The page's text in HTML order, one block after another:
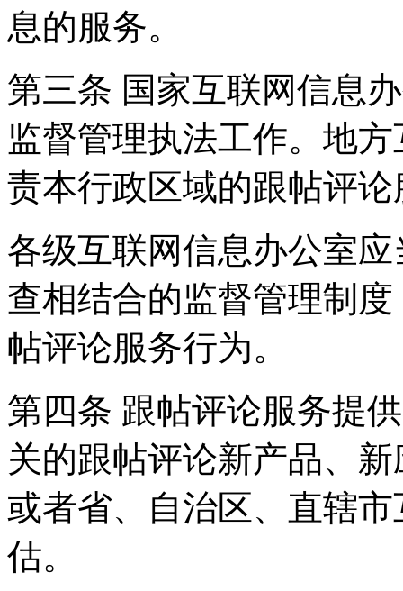
息的服务。
第三条 国家互联网信息
监督管理执法工作。地
责本行政区域的跟帖评
各级互联网信息办公室
查相结合的监督管理制
帖评论服务行为。
第四条 跟帖评论服务提
关的跟帖评论新产品、
或者省、自治区、直辖
估。